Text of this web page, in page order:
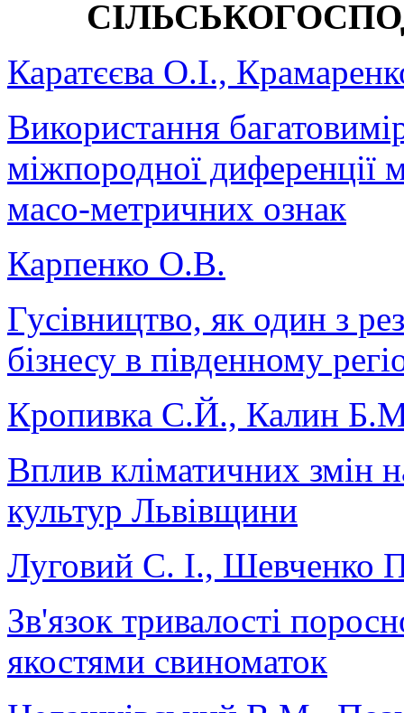
Каратєєва О.І.,
Використання
міжпородної диференції
масо-метричних ознак
Карпенко О.В.
Гусівництво, як один з
бізнесу в південному
Кропивка С.Й., Калин
Вплив кліматичних змін
культур Львівщини
Луговий С. І., Шевченко
Зв'язок тривалості
якостями свиноматок